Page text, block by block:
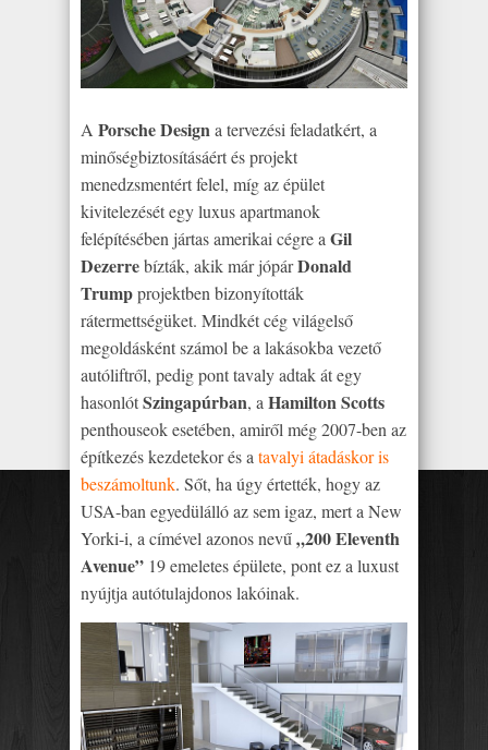
A Porsche Designa tervezési feladatkért, a
minőségbiztosításáért és projekt
menedzsmentért felel, míg az épület
kivitelezését egy luxus apartmanok
felépítésében jártas amerikai cégre a Gil
Dezerrebízták, akik már jópárDonald
Trumpprojektben bizonyították
rátermettségüket. Mindkét cég világelső
megoldásként számol be a lakásokba vezető
autóliftről, pedig pont tavaly adtak át egy
hasonlótSzingapúrban, a Hamilton Scotts
penthouseok esetében, amiről még 2007-ben az
építkezés kezdetekor és a tavalyi átadáskor is
beszámoltunk. Sőt, ha úgy értették, hogy az
USA-ban egyedülálló az sem igaz, mert a New
Yorki-i, a címével azonos nevű„200 Eleventh
Avenue” 19 emeletes épülete, pont ez a luxust
nyújtja autótulajdonos lakóinak.